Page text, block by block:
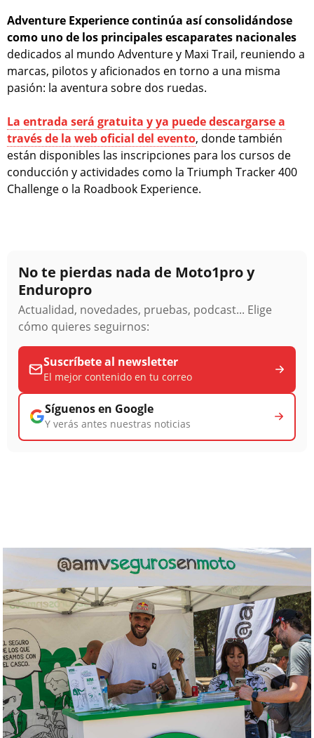
Adventure Experience continúa así consolidándose
como uno de los principales escaparates nacionales
dedicados al mundo Adventure y Maxi Trail, reuniendo a
marcas, pilotos y aficionados en torno a una misma
pasión: la aventura sobre dos ruedas.
La entrada será gratuita y ya puede descargarse a
través de la web oficial del evento, donde también
están disponibles las inscripciones para los cursos de
conducción y actividades como la Triumph Tracker 400
Challenge o la Roadbook Experience.
No te pierdas nada de Moto1pro y
Enduropro
Actualidad, novedades, pruebas, podcast... Elige
cómo quieres seguirnos:
Suscríbete al newsletter
El mejor contenido en tu correo
Síguenos en Google
Y verás antes nuestras noticias